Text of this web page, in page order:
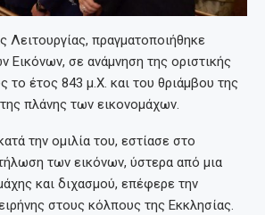
Λειτουργίας, πραγματοποιήθηκε
Εικόνων, σε ανάμνηση της οριστικής
έτος 843 μ.Χ. και του θριάμβου της
πλάνης των εικονομάχων.
την ομιλία του, εστίασε στο
των εικόνων, ύστερα από μια
και διχασμού, επέφερε την
στους κόλπους της Εκκλησίας.